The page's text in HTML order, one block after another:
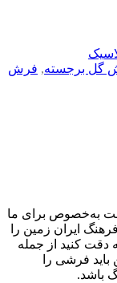
گل برجسته, فرش
به‌خصوص برای ما
ایران زمین را
دقت کنید از جمله
فرشی را
باشد.